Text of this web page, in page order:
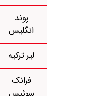
پوند
انگلیس
لیر ترکیه
فرانک
سوئیس